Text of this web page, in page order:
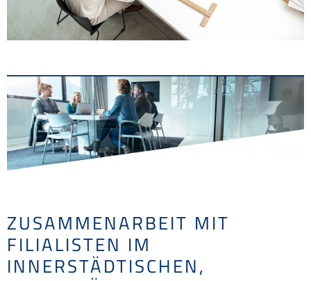
ZUSAMMENARBEIT MIT
FILIALISTEN IM
INNERSTÄDTISCHEN,